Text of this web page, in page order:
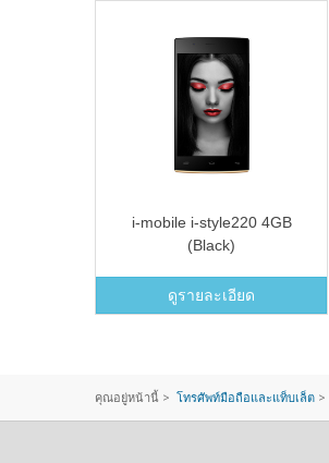
i-mobile i-style220 4GB
(Black)
ดูรายละเอียด
คุณอยู่หน้านี้ > โทรศัพท์มือถือและแท็บเล็ต >